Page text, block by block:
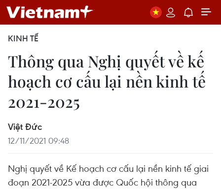
KINH TẾ
Thông qua Nghị quyết về kế
hoạch cơ cấu lại nền kinh tế
2021-2025
Việt Đức
12/11/2021 09:48
Nghị quyết về Kế hoạch cơ cấu lại nền kinh tế giai
đoạn 2021-2025 vừa được Quốc hội thông qua